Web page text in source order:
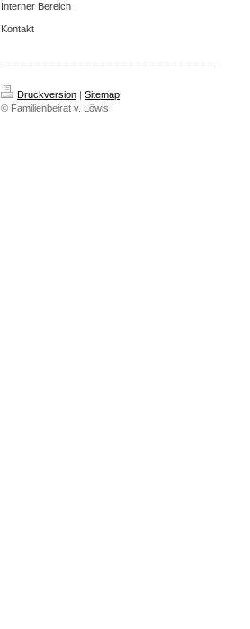
Interner Bereich
Kontakt
Druckversion | Sitemap
© Familienbeirat v. Löwis